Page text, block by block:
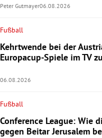
Peter Gutmayer06.08.2026
Fußball
Kehrtwende bei der
Europacup-Spiele im TV
06.08.2026
Fußball
Conference League: Wie
gegen Beitar Jerusalem